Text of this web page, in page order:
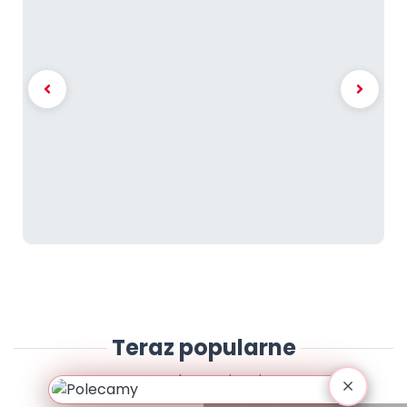
Teraz popularne
zobacz więcej